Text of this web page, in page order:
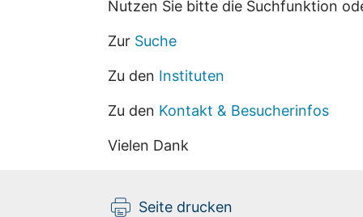
Nutzen Sie bitte die Suchfunktion
Zur Suche
Zu den Instituten
Zu den Kontakt & Besucherinfos
Vielen Dank
Seite drucken